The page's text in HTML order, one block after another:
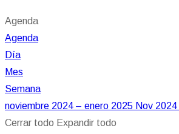
Agenda
Agenda
Día
Mes
Semana
noviembre 2024 – enero 2025 Nov
Cerrar todo Expandir todo